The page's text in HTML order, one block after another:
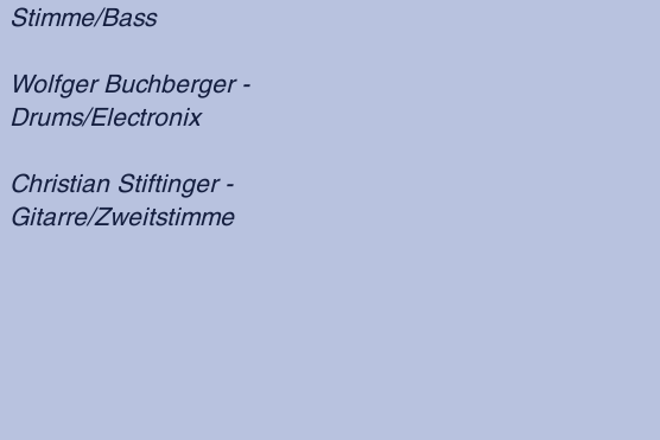
Stimme/Bass
Wolfger Buchberger -
Drums/Electronix
Christian Stiftinger -
Gitarre/Zweitstimme